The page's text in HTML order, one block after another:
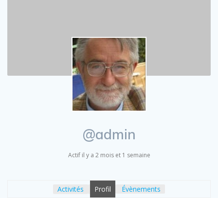
@admin
Actif il y a 2 mois et 1 semaine
Activités Profil Évènements